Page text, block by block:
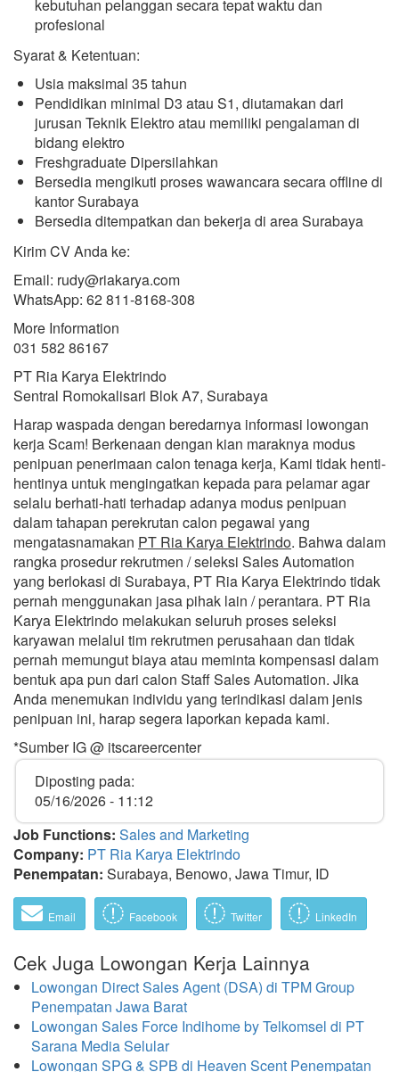
kebutuhan pelanggan secara tepat waktu dan
profesional
Syarat & Ketentuan:
Usia maksimal 35 tahun
Pendidikan minimal D3 atau S1, diutamakan dari
jurusan Teknik Elektro atau memiliki pengalaman di
bidang elektro
Freshgraduate Dipersilahkan
Bersedia mengikuti proses wawancara secara offline di
kantor Surabaya
Bersedia ditempatkan dan bekerja di area Surabaya
Kirim CV Anda ke:
Email: rudy@riakarya.com
WhatsApp: 62 811-8168-308
More Information
031 582 86167
PT Ria Karya Elektrindo
Sentral Romokalisari Blok A7, Surabaya
Harap waspada dengan beredarnya informasi lowongan
kerja Scam! Berkenaan dengan kian maraknya modus
penipuan penerimaan calon tenaga kerja, Kami tidak henti-
hentinya untuk mengingatkan kepada para pelamar agar
selalu berhati-hati terhadap adanya modus penipuan
dalam tahapan perekrutan calon pegawai yang
mengatasnamakan PT Ria Karya Elektrindo. Bahwa dalam
rangka prosedur rekrutmen / seleksi Sales Automation
yang berlokasi di Surabaya, PT Ria Karya Elektrindo tidak
pernah menggunakan jasa pihak lain / perantara. PT Ria
Karya Elektrindo melakukan seluruh proses seleksi
karyawan melalui tim rekrutmen perusahaan dan tidak
pernah memungut biaya atau meminta kompensasi dalam
bentuk apa pun dari calon Staff Sales Automation. Jika
Anda menemukan individu yang terindikasi dalam jenis
penipuan ini, harap segera laporkan kepada kami.
*Sumber IG @ itscareercenter
Diposting pada:
05/16/2026 - 11:12
Job Functions: Sales and Marketing
Company: PT Ria Karya Elektrindo
Penempatan: Surabaya, Benowo, Jawa Timur, ID
Email Facebook Twitter LinkedIn
Cek Juga Lowongan Kerja Lainnya
Lowongan Direct Sales Agent (DSA) di TPM Group
Penempatan Jawa Barat
Lowongan Sales Force Indihome by Telkomsel di PT
Sarana Media Selular
Lowongan SPG & SPB di Heaven Scent Penempatan